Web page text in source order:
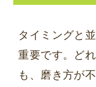
タイミングと
重要です。ど
も、磨き方が